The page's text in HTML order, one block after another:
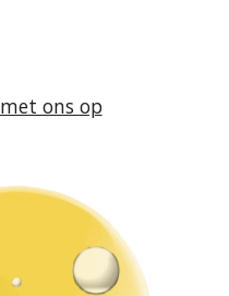
ons op